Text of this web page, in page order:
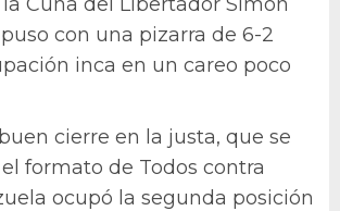
con una pizarra de 6-2
inca en un careo poco
cierre en la justa, que se
formato de Todos contra
ocupó la segunda posición